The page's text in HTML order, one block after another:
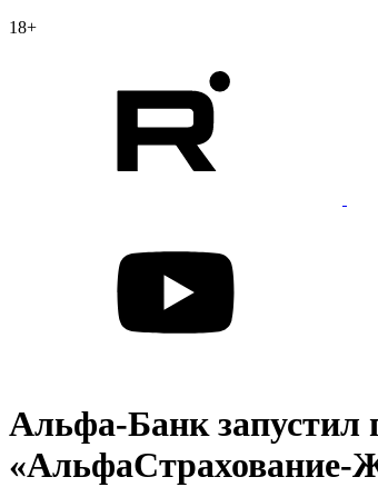
18+
Альфа-Банк запустил
«АльфаСтрахование-